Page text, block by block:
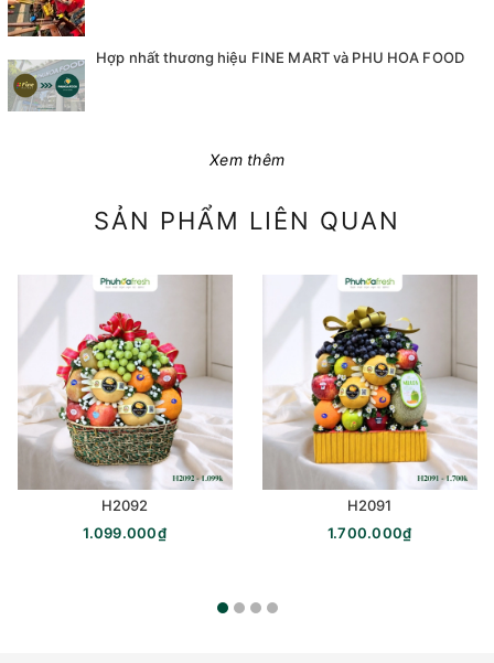
Hợp nhất thương hiệu FINE MART và PHU HOA FOOD
Xem thêm
SẢN PHẨM LIÊN QUAN
H2092
1.099.000₫
H2091
1.700.000₫